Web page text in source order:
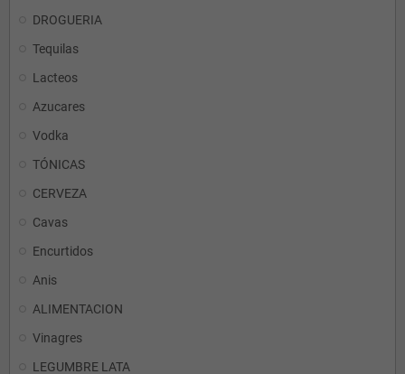
DROGUERIA
Tequilas
Lacteos
Azucares
Vodka
TÓNICAS
CERVEZA
Cavas
Encurtidos
Anis
ALIMENTACION
Vinagres
LEGUMBRE LATA